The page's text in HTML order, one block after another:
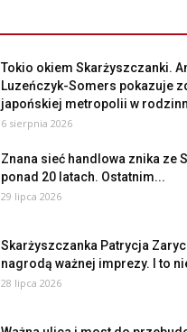
Tokio okiem Skarżyszczanki.
Luzeńczyk-Somers pokazuje
japońskiej metropolii w
6 sierpnia 2026
Znana sieć handlowa znika ze
ponad 20 latach. Ostatnim...
29 lipca 2026
Skarżyszczanka Patrycja
nagrodą ważnej imprezy. I to
28 lipca 2026